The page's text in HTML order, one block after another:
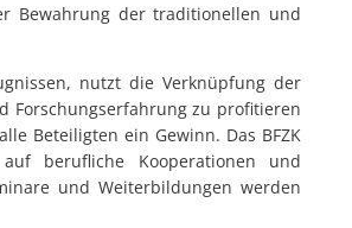
Bewahrung der traditionellen und
nutzt die Verknüpfung der
Forschungserfahrung zu profitieren
Beteiligten ein Gewinn. Das BFZK
berufliche Kooperationen und
und Weiterbildungen werden